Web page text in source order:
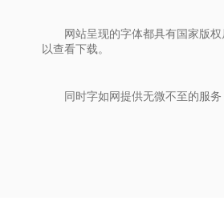
网站呈现的字体都具有国家版
以查看下载。
同时字如网提供无微不至的服